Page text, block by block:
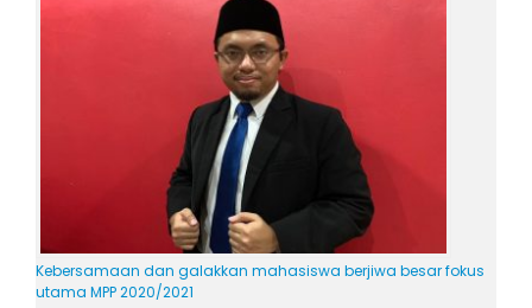
Kebersamaan dan galakkan mahasiswa berjiwa besar fokus
utama MPP 2020/2021